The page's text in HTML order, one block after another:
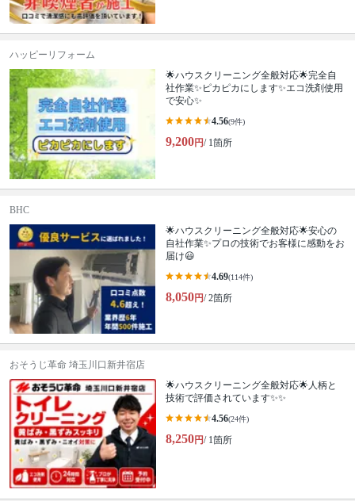
ハッピーリフォーム
🌟ハウスクリーニング全般対応🌟完全自
社作業✨️ピカピカにします✨️エコ洗剤使用
で安心✨
4.56(9件)
9,200円/ 1箇所
BHC
🌟ハウスクリーニング全般対応🌟安心の
自社作業✨プロの技術でお客様に感動をお
届け😃
4.69(114件)
8,050円/ 2箇所
おそうじ革命 埼玉川口新井宿店
🌟ハウスクリーニング全般対応🌟人柄と
技術で評価されています✨✨
4.56(24件)
8,250円/ 1箇所